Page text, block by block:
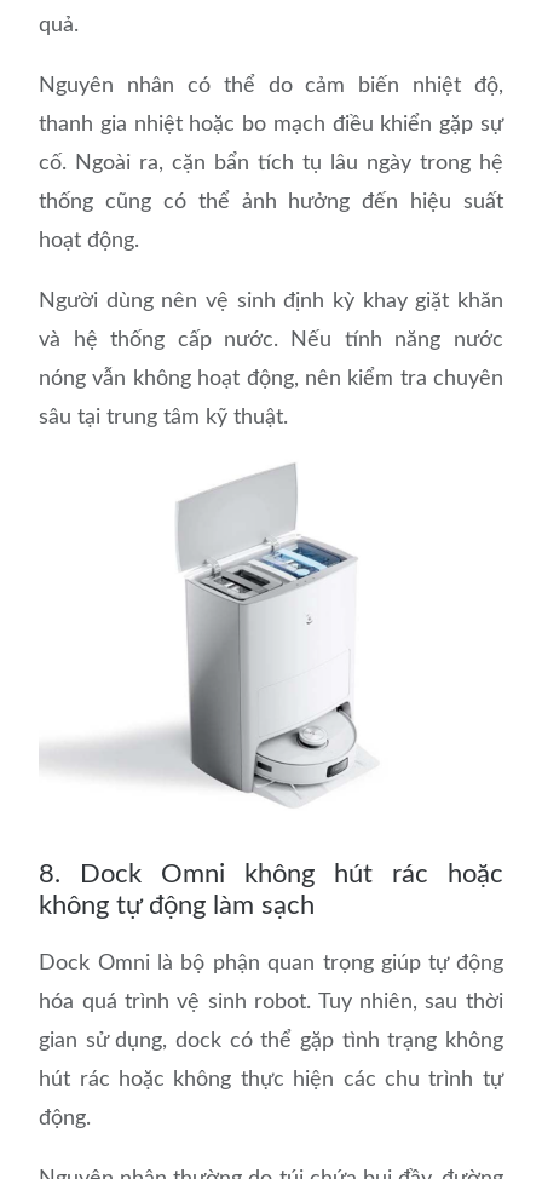
quả.
Nguyên nhân có thể do cảm biến nhiệt độ,
thanh gia nhiệt hoặc bo mạch điều khiển gặp sự
cố. Ngoài ra, cặn bẩn tích tụ lâu ngày trong hệ
thống cũng có thể ảnh hưởng đến hiệu suất
hoạt động.
Người dùng nên vệ sinh định kỳ khay giặt khăn
và hệ thống cấp nước. Nếu tính năng nước
nóng vẫn không hoạt động, nên kiểm tra chuyên
sâu tại trung tâm kỹ thuật.
8. Dock Omni không hút rác hoặc
không tự động làm sạch
Dock Omni là bộ phận quan trọng giúp tự động
hóa quá trình vệ sinh robot. Tuy nhiên, sau thời
gian sử dụng, dock có thể gặp tình trạng không
hút rác hoặc không thực hiện các chu trình tự
động.